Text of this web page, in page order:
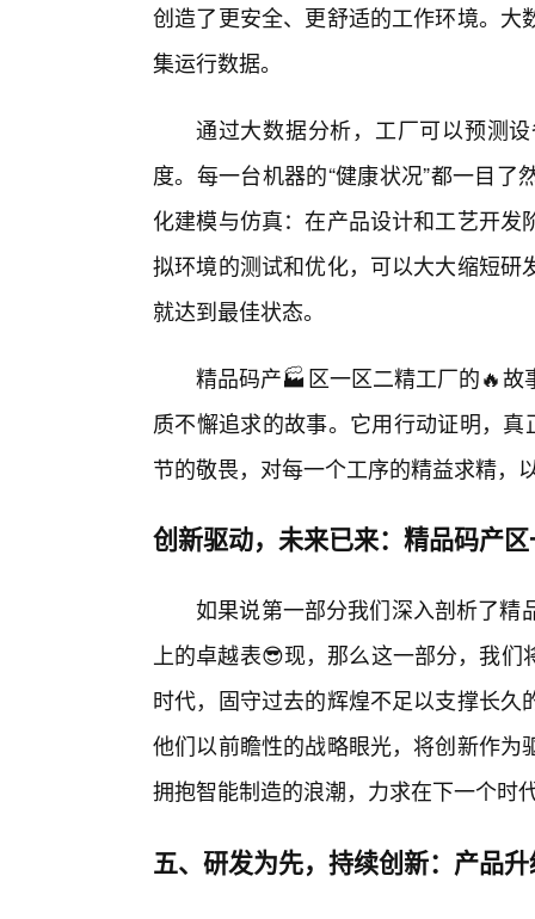
创造了更安全、更舒适的工作环境。
集运行数据。
通过大数据分析，工厂可以预测
度。每一台机器的“健康状况”都一目
化建模与仿真：在产品设计和工艺开
拟环境的测试和优化，可以大大缩短
就达到最佳状态。
精品码产🏭区一区二精工厂的🔥故
质不懈追求的故事。它用行动证明，
节的敬畏，对每一个工序的精益求精，
创新驱动，未来已来：精品码产
如果说第一部分我们深入剖析了精
上的卓越表😎现，那么这一部分，我
时代，固守过去的辉煌不足以支撑长
他们以前瞻性的战略眼光，将创新作
拥抱智能制造的浪潮，力求在下一个时
五、研发为先，持续创新：产品